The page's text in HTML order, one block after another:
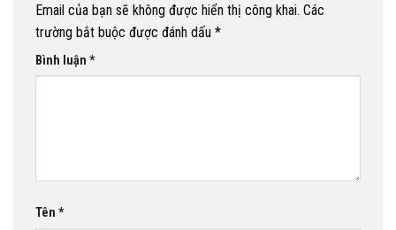
Email của bạn sẽ không được hiển thị công khai. Các
trường bắt buộc được đánh dấu *
Bình luận *
Tên *